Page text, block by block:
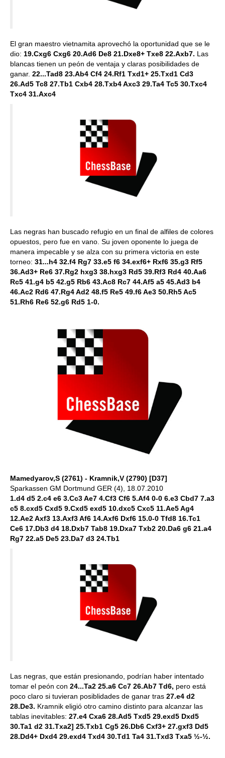
El gran maestro vietnamita aprovechó la oportunidad que se le
dio: 19.Cxg6 Cxg6 20.Ad6 De8 21.Dxe8+ Txe8 22.Axb7. Las
blancas tienen un peón de ventaja y claras posibilidades de
ganar. 22...Tad8 23.Ab4 Cf4 24.Rf1 Txd1+ 25.Txd1 Cd3
26.Ad5 Tc8 27.Tb1 Cxb4 28.Txb4 Axc3 29.Ta4 Tc5 30.Txc4
Txc4 31.Axc4
Las negras han buscado refugio en un final de alfiles de colores
opuestos, pero fue en vano. Su joven oponente lo juega de
manera impecable y se alza con su primera victoria en este
torneo: 31...h4 32.f4 Rg7 33.e5 f6 34.exf6+ Rxf6 35.g3 Rf5
36.Ad3+ Re6 37.Rg2 hxg3 38.hxg3 Rd5 39.Rf3 Rd4 40.Aa6
Rc5 41.g4 b5 42.g5 Rb6 43.Ac8 Rc7 44.Af5 a5 45.Ad3 b4
46.Ac2 Rd6 47.Rg4 Ad2 48.f5 Re5 49.f6 Ae3 50.Rh5 Ac5
51.Rh6 Re6 52.g6 Rd5 1-0.
Mamedyarov,S (2761) - Kramnik,V (2790) [D37]
Sparkassen GM Dortmund GER (4), 18.07.2010
1.d4 d5 2.c4 e6 3.Cc3 Ae7 4.Cf3 Cf6 5.Af4 0-0 6.e3 Cbd7 7.a3
c5 8.cxd5 Cxd5 9.Cxd5 exd5 10.dxc5 Cxc5 11.Ae5 Ag4
12.Ae2 Axf3 13.Axf3 Af6 14.Axf6 Dxf6 15.0-0 Tfd8 16.Tc1
Ce6 17.Db3 d4 18.Dxb7 Tab8 19.Dxa7 Txb2 20.Da6 g6 21.a4
Rg7 22.a5 De5 23.Da7 d3 24.Tb1
Las negras, que están presionando, podrían haber intentado
tomar el peón con 24...Ta2 25.a6 Cc7 26.Ab7 Td6, pero está
poco claro si tuvieran posiblidades de ganar tras 27.e4 d2
28.De3. Kramnik eligió otro camino distinto para alcanzar las
tablas inevitables: 27.e4 Cxa6 28.Ad5 Txd5 29.exd5 Dxd5
30.Ta1 d2 31.Txa2] 25.Txb1 Cg5 26.Db6 Cxf3+ 27.gxf3 Dd5
28.Dd4+ Dxd4 29.exd4 Txd4 30.Td1 Ta4 31.Txd3 Txa5 ½-½.